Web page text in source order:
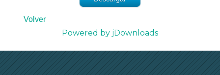
Volver
Powered by jDownloads